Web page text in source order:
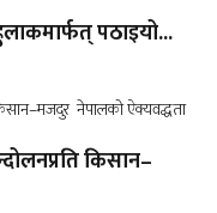
पठाइयो...
किसान–